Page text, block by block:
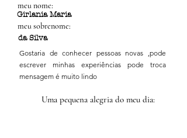
meu nome:
Girlania Maria
meu sobrenome:
da Silva
Gostaria de conhecer pessoas novas ,pode
escrever minhas experiências pode troca
mensagem é muito lindo
Uma pequena alegria do meu dia: